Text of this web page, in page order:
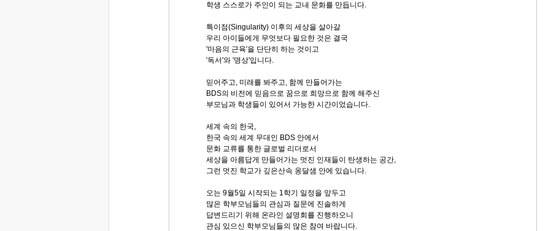
학생 스스로가 주인이 되는 교내 문화를 만듭니다.
특이점(Singularity) 이후의 세상을 살아갈
우리 아이들에게 무엇보다 필요한 것은 결국
'마음의 근육'을 단단히 하는 것이고
'독서'와 '명상'입니다.
믿어주고, 미래를 봐주고, 함께 만들어가는
BDS의 비전에 믿음으로 꿈으로 희망으로 함께 해주신
부모님과 학생들이 있어서 가능한 시간이었습니다.
세계 속의 한국,
한국 속의 세계 무대인 BDS 안에서
문화 교류를 통한 글로벌 리더로서
세상을 아름답게 만들어가는 멋진 인재들이 탄생하는 공간,
그런 멋진 학교가 깊은산속 옹달샘 안에 있습니다.
오는 9월5일 시작되는 1학기 일정을 앞두고
많은 학부모님들의 관심과 질문에 진솔하게
답변드리기 위해 온라인 설명회를 진행하오니
관심 있으신 학부모님들의 많은 참여 바랍니다.